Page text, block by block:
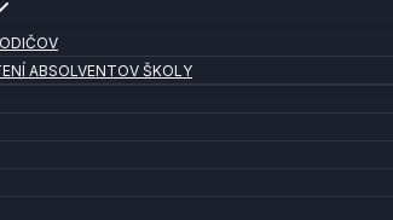
ABSOLVENTOV ŠKOLY